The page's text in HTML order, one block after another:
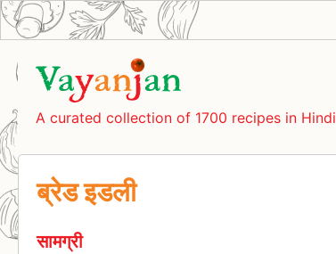
A curated collection of 1700 recipes in Hindi
ब्रेड इडली
सामग्री